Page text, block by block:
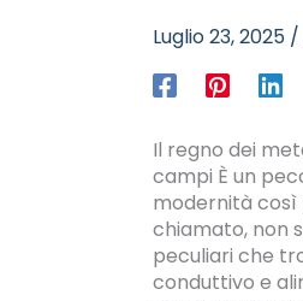
Luglio 23, 2025 /
Il regno dei
campi È un
modernità così
chiamato, non
peculiari che
conduttivo e